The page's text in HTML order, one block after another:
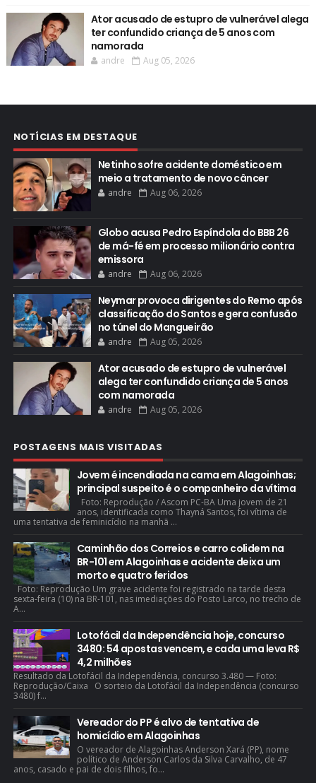
Ator acusado de estupro de vulnerável alega
ter confundido criança de 5 anos com
namorada
andre Aug 05, 2026
NOTÍCIAS EM DESTAQUE
Netinho sofre acidente doméstico em
meio a tratamento de novo câncer
andre Aug 06, 2026
Globo acusa Pedro Espíndola do BBB 26
de má-fé em processo milionário contra
emissora
andre Aug 06, 2026
Neymar provoca dirigentes do Remo após
classificação do Santos e gera confusão
no túnel do Mangueirão
andre Aug 05, 2026
Ator acusado de estupro de vulnerável
alega ter confundido criança de 5 anos
com namorada
andre Aug 05, 2026
POSTAGENS MAIS VISITADAS
Jovem é incendiada na cama em Alagoinhas;
principal suspeito é o companheiro da vítima
Foto: Reprodução / Ascom PC-BA Uma jovem de 21
anos, identificada como Thayná Santos, foi vítima de
uma tentativa de feminicídio na manhã ...
Caminhão dos Correios e carro colidem na
BR-101 em Alagoinhas e acidente deixa um
morto e quatro feridos
Foto: Reprodução Um grave acidente foi registrado na tarde desta
sexta-feira (10) na BR-101, nas imediações do Posto Larco, no trecho de
A...
Lotofácil da Independência hoje, concurso
3480: 54 apostas vencem, e cada uma leva R$
4,2 milhões
Resultado da Lotofácil da Independência, concurso 3.480 — Foto:
Reprodução/Caixa O sorteio da Lotofácil da Independência (concurso
3480) f...
Vereador do PP é alvo de tentativa de
homicídio em Alagoinhas
O vereador de Alagoinhas Anderson Xará (PP), nome
político de Anderson Carlos da Silva Carvalho, de 47
anos, casado e pai de dois filhos, fo...